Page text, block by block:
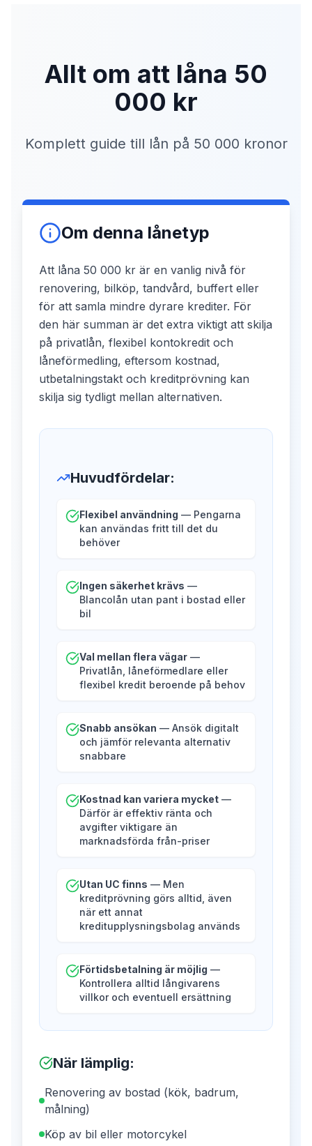
Allt om att låna 50
000 kr
Komplett guide till lån på 50 000 kronor
Om denna lånetyp
Att låna 50 000 kr är en vanlig nivå för
renovering, bilköp, tandvård, buffert eller
för att samla mindre dyrare krediter. För
den här summan är det extra viktigt att skilja
på privatlån, flexibel kontokredit och
låneförmedling, eftersom kostnad,
utbetalningstakt och kreditprövning kan
skilja sig tydligt mellan alternativen.
Huvudfördelar:
Flexibel användning — Pengarna
kan användas fritt till det du
behöver
Ingen säkerhet krävs —
Blancolån utan pant i bostad eller
bil
Val mellan flera vägar —
Privatlån, låneförmedlare eller
flexibel kredit beroende på behov
Snabb ansökan — Ansök digitalt
och jämför relevanta alternativ
snabbare
Kostnad kan variera mycket —
Därför är effektiv ränta och
avgifter viktigare än
marknadsförda från-priser
Utan UC finns — Men
kreditprövning görs alltid, även
när ett annat
kreditupplysningsbolag används
Förtidsbetalning är möjlig —
Kontrollera alltid långivarens
villkor och eventuell ersättning
När lämplig:
Renovering av bostad (kök, badrum,
målning)
Köp av bil eller motorcykel